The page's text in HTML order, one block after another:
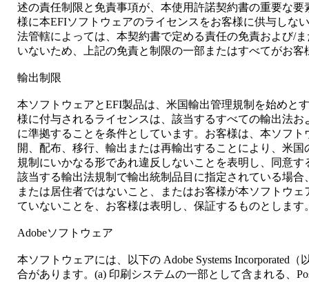
述の責任制限と免責事項が、本使用許諾契約書の重要な
様に本EFIソフトウェアのライセンスをお客様に供与しな
法管轄によっては、本契約書で定める責任の免責および/
いないため、上記の免責と制限の一部またはすべてがお
輸出制限
本ソフトウェアとEFI製品は、米国輸出管理規制を始めと
様に付与されるライセンスは、該当するすべての輸出法
に準拠することを条件としています。お客様は、本ソフ
開、配布、移行、輸出または再輸出することにより、米
規制にいかなる形であれ違反しないことを表明し、同意
該当する輸出法規制で輸出統制品目に指定されている場
または居住者ではないこと、またはお客様が本ソフトウ
ていないことを、お客様は表明し、保証するものとします
Adobeソフトウェア
本ソフトウェアには、以下の Adobe Systems Incorporated
合があります。(a) 印刷システムの一部として含まれる、